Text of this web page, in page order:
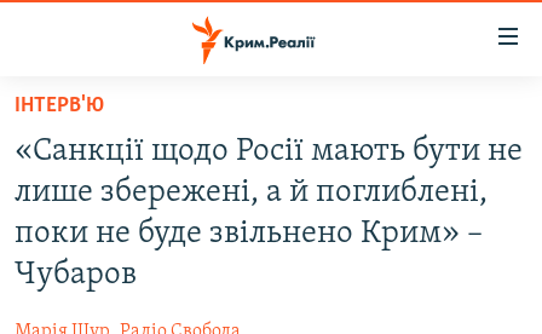
Перейти
основного
матеріалу
до
основної
ВОДА.КРИМ
ВІДЕО ТА ФОТО
ПОЛІТИКА
ІНТЕРВ'Ю
«Санкції щодо Росії мають бути не
лише збережені, а й поглиблені,
поки не буде звільнено Крим» –
Чубаров